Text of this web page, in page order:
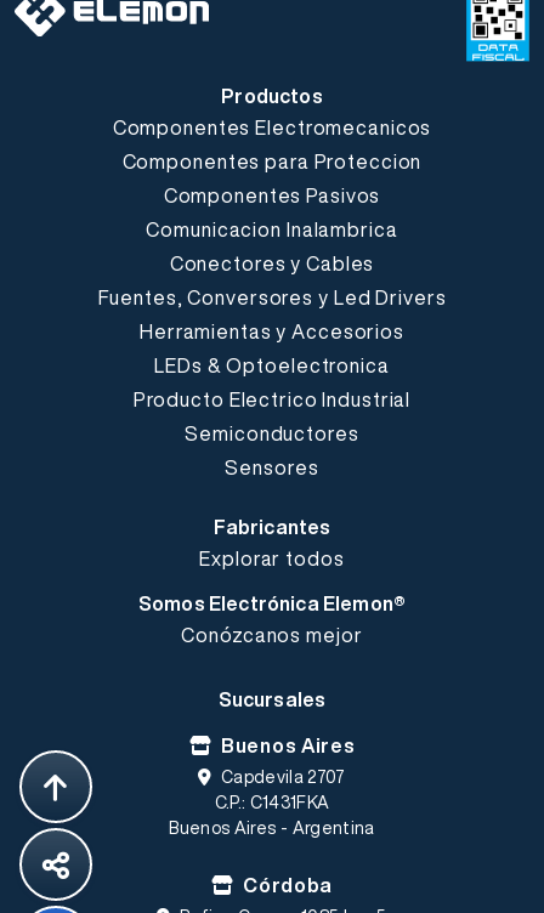
Productos
Componentes Electromecanicos
Componentes para Proteccion
Componentes Pasivos
Comunicacion Inalambrica
Conectores y Cables
Fuentes, Conversores y Led Drivers
Herramientas y Accesorios
LEDs & Optoelectronica
Producto Electrico Industrial
Semiconductores
Sensores
Fabricantes
Explorar todos
Somos Electrónica Elemon®
Conózcanos mejor
Sucursales
Buenos Aires
Capdevila 2707
C.P.: C1431FKA
Buenos Aires - Argentina
Córdoba